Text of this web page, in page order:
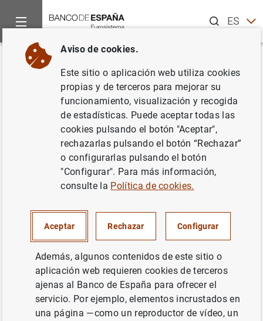
ESEN
Inicio Noticias y eventos
Volver
Información semestral sobre la
falsificación del euro
Siguiente
Estado financiero consolida...
Aviso de cookies.
Este sitio o aplicación web utiliza cookies
propias y de terceros para mejorar su
funcionamiento, visualización y recogida
de estadísticas. Puede aceptar todas las
cookies pulsando el botón "Aceptar",
rechazarlas pulsando el botón “Rechazar”
o configurarlas pulsando el botón
"Configurar". Para más información,
consulte la Política de cookies.
Aceptar Rechazar Configurar
Además, algunos contenidos de este sitio o
aplicación web requieren cookies de terceros
ajenas al Banco de España para ofrecer el
servicio. Por ejemplo, elementos incrustados en
una página —como un reproductor de vídeo, un